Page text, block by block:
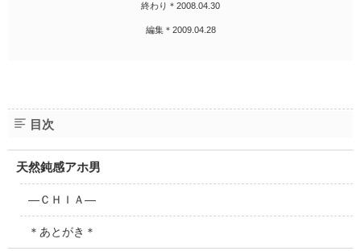
終わり＊2008.04.30
編集＊2009.04.28
目次
天然鈍感アホ男
―ＣＨＩＡ―
＊あとがき＊